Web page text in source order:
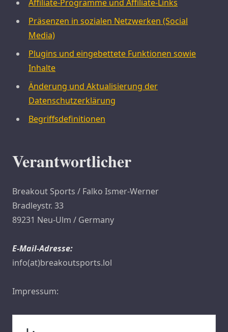
Affiliate-Programme und Affiliate-Links
Präsenzen in sozialen Netzwerken (Social
Media)
Plugins und eingebettete Funktionen sowie
Inhalte
Änderung und Aktualisierung der
Datenschutzerklärung
Begriffsdefinitionen
Verantwortlicher
Breakout Sports / Falko Ismer-Werner
Bradleystr. 33
89231 Neu-Ulm / Germany
E-Mail-Adresse:
info(at)breakoutsports.lol
Impressum: